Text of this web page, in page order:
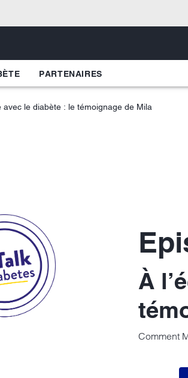
PARTENAIRES
avec le diabète : le témoignage de Mila
À
Comment